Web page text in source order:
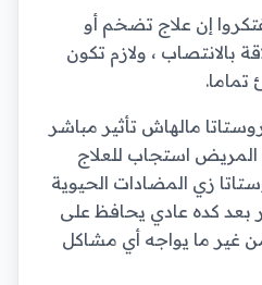
إن علاج تضخم أو
بالانتصاب ، ولازم تكون
تماما.
مالهاش تأثير مباشر
المريض استجاب للعلاج
زي المضادات الحيوية
بعد كده عادي يحافظ على
غير ما يواجه أي مشاكل